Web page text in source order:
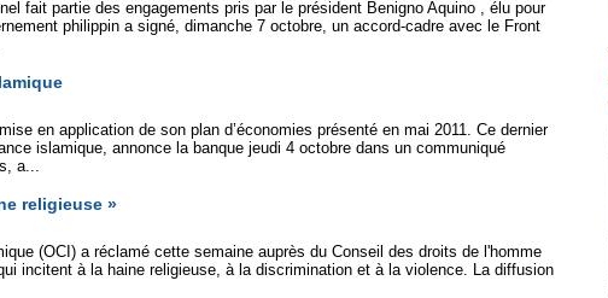
fait partie des engagements pris par le président Benigno Aquino , élu pour
philippin a signé, dimanche 7 octobre, un accord-cadre avec le Front
en application de son plan d’économies présenté en mai 2011. Ce dernier
islamique, annonce la banque jeudi 4 octobre dans un communiqué
a...
religieuse »
(OCI) a réclamé cette semaine auprès du Conseil des droits de l'homme
incitent à la haine religieuse, à la discrimination et à la violence. La diffusion